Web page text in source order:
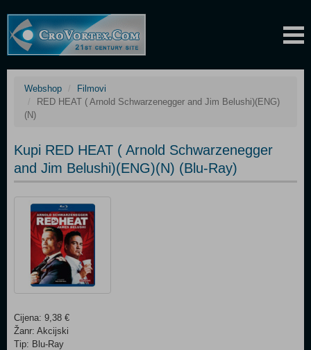
Webshop
Filmovi
RED HEAT ( Arnold Schwarzenegger and Jim Belushi)(ENG)
(N)
Kupi RED HEAT ( Arnold Schwarzenegger
and Jim Belushi)(ENG)(N) (Blu-Ray)
Cijena: 9,38 €
Žanr: Akcijski
Tip: Blu-Ray